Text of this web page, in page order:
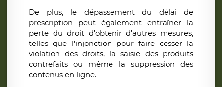
De plus, le dépassement du délai de
prescription peut également entraîner la
perte du droit d'obtenir d'autres mesures,
telles que l'injonction pour faire cesser la
violation des droits, la saisie des produits
contrefaits ou même la suppression des
contenus en ligne.